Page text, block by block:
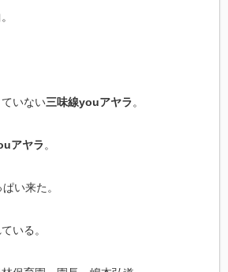
いない三味線youアヤラ 。
アヤラ 。
い来た。
ている。